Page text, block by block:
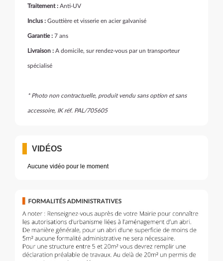
Traitement : Anti-UV
Inclus : Gouttière et visserie en acier galvanisé
Garantie : 7 ans
Livraison : A domicile, sur rendez-vous par un transporteur
spécialisé
* Photo non contractuelle, produit vendu sans option et sans
accessoire, IK réf. PAL/705605
VIDÉOS
Aucune vidéo pour le moment